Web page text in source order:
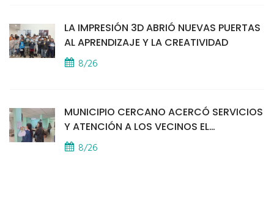
LA IMPRESIÓN 3D ABRIÓ NUEVAS PUERTAS
AL APRENDIZAJE Y LA CREATIVIDAD
8/26
MUNICIPIO CERCANO ACERCÓ SERVICIOS
Y ATENCIÓN A LOS VECINOS EL
PROVINCIAL
8/26